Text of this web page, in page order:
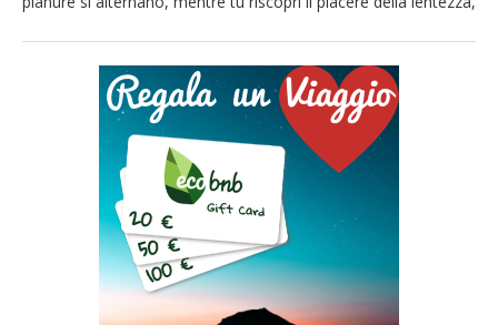
scoprire l’Italia da un’altra prospettiva, di viaggiare fuori dai
soliti binari del turismo di massa, in carrozze dal sapore
vintage e retrò. Ecco […]